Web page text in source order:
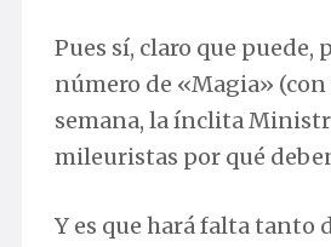
Pues sí, claro que puede,
número de «Magia»
semana, la ínclita
mileuristas por qué
Y es que hará falta tanto